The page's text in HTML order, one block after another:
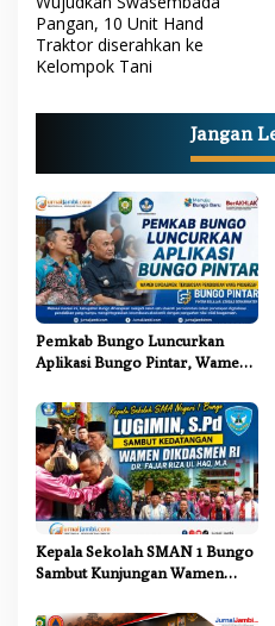
v
i
s
i
p
o
s
Pangan, 10 Unit Hand
Traktor diserahkan ke
Kelompok Tani
Jangan
Pemkab Bungo Luncurkan
Aplikasi Bungo Pintar, Wamen
Pendidikan yang Progresif
Kepala Sekolah SMAN 1 Bungo
Sambut Kunjungan Wamen
PJJ untuk Anak Putus Sekolah